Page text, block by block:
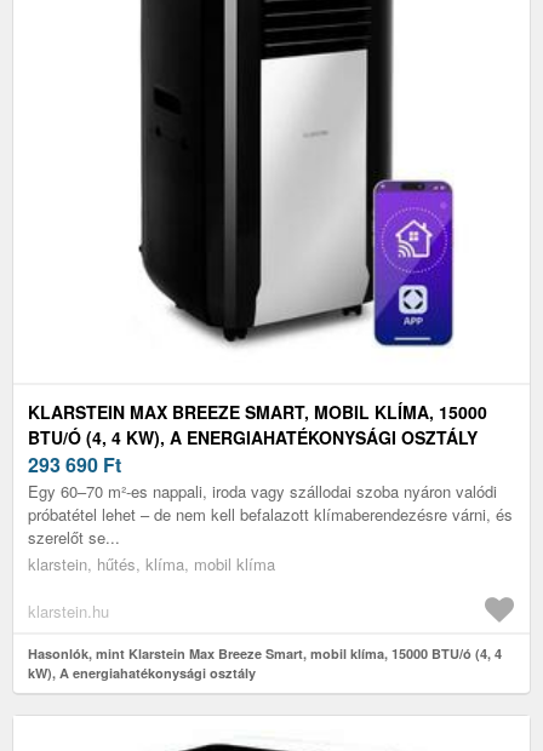
KLARSTEIN MAX BREEZE SMART, MOBIL KLÍMA, 15000
BTU/Ó (4, 4 KW), A ENERGIAHATÉKONYSÁGI OSZTÁLY
293 690 Ft
Egy 60–70 m²-es nappali, iroda vagy szállodai szoba nyáron valódi
próbatétel lehet – de nem kell befalazott klímaberendezésre várni, és
szerelőt se...
klarstein, hűtés, klíma, mobil klíma
klarstein.hu
Hasonlók, mint Klarstein Max Breeze Smart, mobil klíma, 15000 BTU/ó (4, 4
kW), A energiahatékonysági osztály